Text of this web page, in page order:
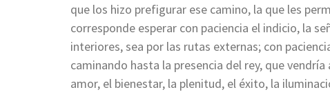
que los hizo prefigurar ese camino, la que les
corresponde esperar con paciencia el indicio, la
interiores, sea por las rutas externas; con
caminando hasta la presencia del rey, que
amor, el bienestar, la plenitud, el éxito, la